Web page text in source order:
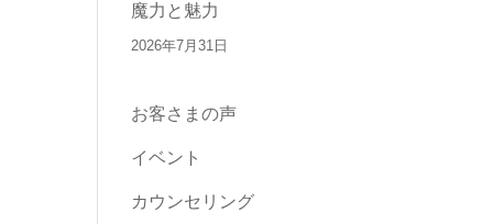
魔力と魅力
2026年7月31日
お客さまの声
イベント
カウンセリング